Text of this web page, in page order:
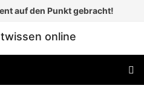
auf den Punkt gebracht!
online